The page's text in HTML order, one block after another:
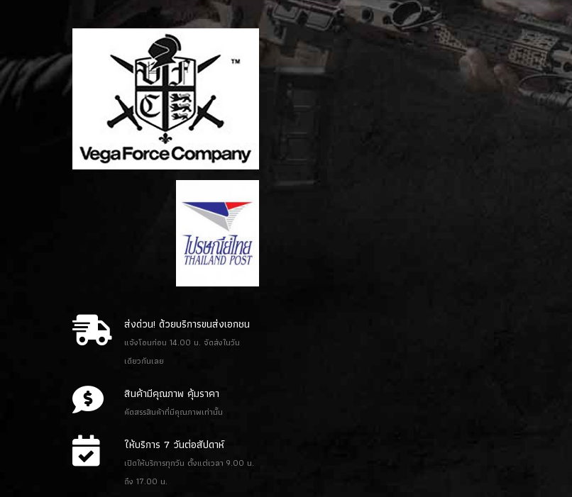
ส่งด่วน! ด้วยบริการขนส่งเอกชน
แจ้งโอนก่อน 14.00 น. จัดส่งในวัน
เดียวกันเลย
สินค้ามีคุณภาพ คุ้มราคา
คัดสรรสินค้าที่มีคุณภาพเท่านั้น
ให้บริการ 7 วันต่อสัปดาห์
เปิดให้บริการทุกวัน ตั้งแต่เวลา 9.00 น.
ถึง 17.00 น.